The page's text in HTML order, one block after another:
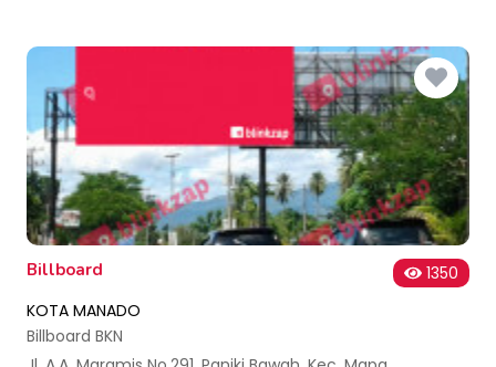
Billboard
1350
KOTA MANADO
Billboard BKN